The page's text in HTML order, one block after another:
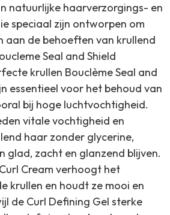
natuurlijke haarverzorgings- en
speciaal zijn ontworpen om
aan de behoeften van krullend
Seal and Shield
krullen Bouclème Seal and
essentieel voor het behoud van
bij hoge luchtvochtigheid.
vitale vochtigheid en
haar zonder glycerine,
glad, zacht en glanzend blijven.
Cream verhoogt het
krullen en houdt ze mooi en
de Curl Defining Gel sterke